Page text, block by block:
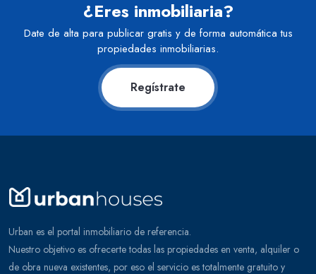
¿Eres inmobiliaria?
Date de alta para publicar gratis y de forma automática tus
propiedades inmobiliarias.
Regístrate
Urban es el portal inmobiliario de referencia.
Nuestro objetivo es ofrecerte todas las propiedades en venta, alquiler o
de obra nueva existentes, por eso el servicio es totalmente gratuito y